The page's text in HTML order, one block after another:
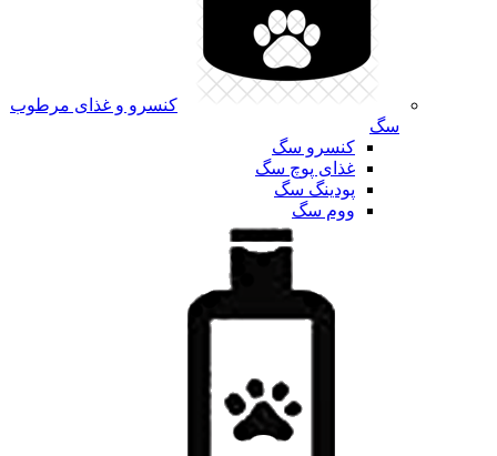
کنسرو و غذای مرطوب
سگ
کنسرو سگ
غذای پوچ سگ
پودینگ سگ
ووم سگ